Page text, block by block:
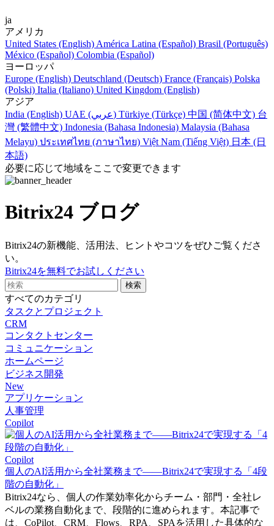
ja
アメリカ
United States (English) América Latina (Español) Brasil (Português)
México (Español) Colombia (Español)
ヨーロッパ
Europe (English) Deutschland (Deutsch) France (Français) Polska
(Polski) Italia (Italiano) United Kingdom (English)
アジア
India (English)
UAE (عربي) Türkiye (Türkçe) 中国 (简体中文) 台
灣 (繁體中文) Indonesia (Bahasa Indonesia) Malaysia (Bahasa
Melayu) ประเทศไทย (ภาษาไทย) Việt Nam (Tiếng Việt) 日本 (日
本語)
必要に応じて地域をここで変更できます
Bitrix24 ブログ
Bitrix24の新機能、活用法、ヒントやコツをぜひご覧くださ
い。
Bitrix24を無料でお試しください
すべてのカテゴリ
タスクとプロジェクト
CRM
コンタクトセンター
コミュニケーション
ホームページ
ビジネス開発
New
アプリケーション
人事管理
Copilot
Copilot
個人のAI活用から全社業務まで――Bitrix24で実現する「4段
階の自動化」
Bitrix24なら、個人の作業効率化からチーム・部門・全社レ
ベルの業務自動化まで、段階的に進められます。本記事で
は、CoPilot、CRM、Flows、RPA、SPAを活用した具体的な